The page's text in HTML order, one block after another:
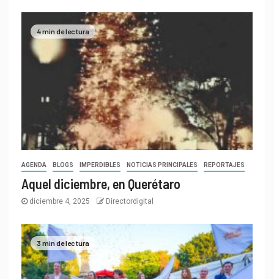
4 min de lectura
AGENDA BLOGS IMPERDIBLES NOTICIAS PRINCIPALES REPORTAJES
Aquel diciembre, en Querétaro
diciembre 4, 2025 Directordigital
3 min de lectura